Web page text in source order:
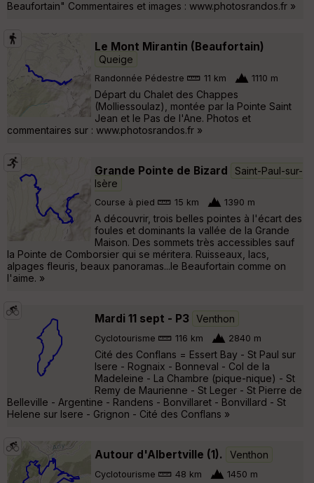
Beaufortain" Commentaires et images : www.photosrandos.fr »
Le Mont Mirantin (Beaufortain)
Queige
Randonnée Pédestre 11 km 1110 m
Départ du Chalet des Chappes
(Molliessoulaz), montée par la Pointe Saint
Jean et le Pas de l'Ane. Photos et
commentaires sur : www.photosrandos.fr »
Grande Pointe de Bizard
Saint-Paul-sur-
Isère
Course à pied 15 km 1390 m
A découvrir, trois belles pointes à l'écart des
foules et dominants la vallée de la Grande
Maison. Des sommets très accessibles sauf
la Pointe de Comborsier qui se méritera. Ruisseaux, lacs,
alpages fleuris, beaux panoramas...le Beaufortain comme on
l'aime. »
Mardi 11 sept - P3 Venthon
Cyclotourisme 116 km 2840 m
Cité des Conflans = Essert Bay - St Paul sur
Isere - Rognaix - Bonneval - Col de la
Madeleine - La Chambre (pique-nique) - St
Remy de Maurienne - St Leger - St Pierre de
Belleville - Argentine - Randens - Bonvillaret - Bonvillard - St
Helene sur Isere - Grignon - Cité des Conflans »
Autour d'Albertville (1). Venthon
Cyclotourisme 48 km 1450 m